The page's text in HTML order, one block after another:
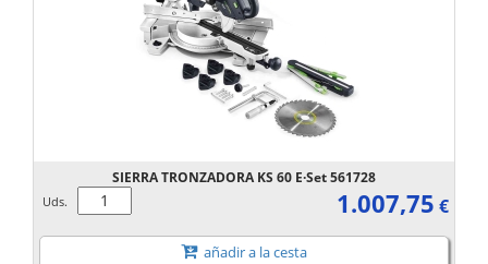
SIERRA TRONZADORA KS 60 E·Set 561728
Uds. 1.007,75 €
añadir a la cesta